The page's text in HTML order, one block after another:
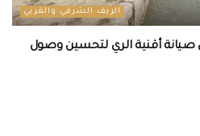
الريف الشرقي والغربي
صيانة أقنية الري لتحسين وصول